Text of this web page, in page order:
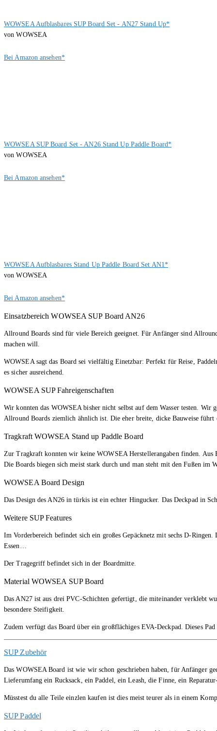
WOWSEA Aufblasbares SUP Board Set - AN27 Stand Up*
von WOWSEA
Bei Amazon ansehen*
WOWSEA SUP Board Set - AN26 Stand Up Paddle Board*
von WOWSEA
Bei Amazon ansehen*
WOWSEA Aufblasbares Stand Up Paddle Board Set AN1*
von WOWSEA
Bei Amazon ansehen*
Einsatzbereich WOWSEA SUP Board AN26
Allround Boards sind für viele Bereich geeignet. Für Anfänger sind
machen will.
WOWSEA sagt das Board sei vielfältig Einetzbar: Perfekt für Reise,
es sicher ausreichend.
WOWSEA SUP Fahreigenschaften
Wir konnten das WOWSEA bisher nicht selbst auf dem Wasser testen. Wir
Allround Boards ziemlich ähnlich ist. Die eher breite, dicke Bauweise
Tragkraft WOWSEA Stand up Paddle Board
Zur Tragkraft konnten wir keine WOWSEA Herstellerangaben finden.
Die Boards biegen sich meist stark durch und man steht mit den Fußen im
WOWSEA Board Design
Das Design des AN26 in türkis ist ein echter Hingucker. Das Deckpad in
Weitere SUP Features
Im Vorderbereich befindet sich ein großes Gepäcknetz mit sechs D-
Essen…
Der Tragegriff befindet sich in der Boardmitte.
Material WOWSEA SUP Board
Das AN27 ist aus drei PVC-Schichten gefertigt, die miteinander verklebt
besondere Steifigkeit.
Zudem verfügt das Board über ein großflächiges EVA-Deckpad. Dieses
SUP Zubehör
Das WOWSEA Board ist wie wir schon geschrieben haben, für Anfänger
Lieferumfang ein Rucksack, ein Paddel, ein Leash, die Finne, ein
Müsstest du alle Teile einzlen kaufen ist dies meist teurer als in einem
SUP Paddel